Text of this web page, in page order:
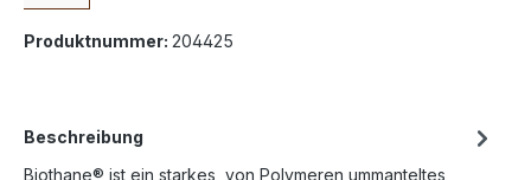
Produktnummer: 204425
Beschreibung
Biothane® ist ein starkes, von Polymeren ummanteltes